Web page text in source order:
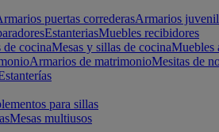
puertas correderasArmarios juvenil
EstanteriasMuebles recibidores
de cocinaMesas y sillas de cocinaMuebles
Armarios de matrimonioMesitas de
para sillas
Mesas multiusos